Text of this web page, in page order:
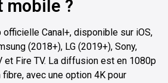
mobile ?
officielle Canal+, disponible sur iOS,
(2018+), LG (2019+), Sony,
et Fire TV. La diffusion est en 1080p
avec une option 4K pour